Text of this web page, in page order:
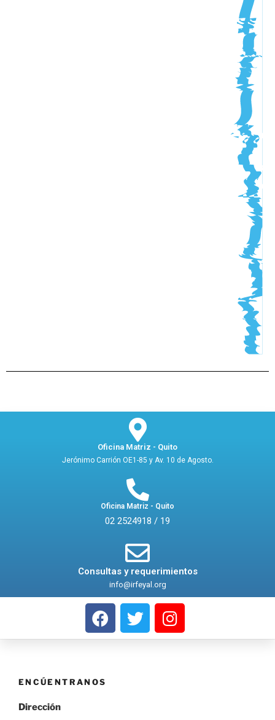
Oficina Matriz - Quito
Jerónimo Carrión OE1-85 y Av. 10 de Agosto.
Oficina Matriz - Quito
02 2524918 / 19
Consultas y requerimientos
info@irfeyal.org
ENCÚENTRANOS
Dirección